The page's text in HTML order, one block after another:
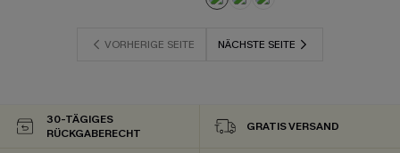
VORHERIGE SEITE NÄCHSTE SEITE
30-TÄGIGES
RÜCKGABERECHT
GRATIS VERSAND